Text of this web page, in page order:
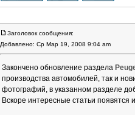
Заголовок сообщения:
Добавлено: Ср Мар 19, 2008 9:04 am
Закончено обновление раздела
производства автомобилей, так и
фотографий, в указанном разделе
Вскоре интересные статьи